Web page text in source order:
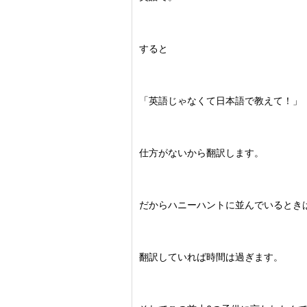
すると
「英語じゃなくて日本語で教えて！」
仕方がないから翻訳します。
だからハニーハントに並んでいるとき
翻訳していれば時間は過ぎます。